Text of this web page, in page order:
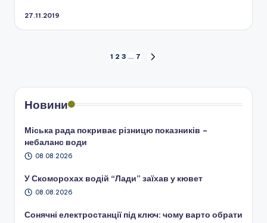
27.11.2019
записів
1 2 3 … 7
Новини
Міська рада покриває різницю показників –
небаланс води
08.08.2026
У Скоморохах водій “Лади” заїхав у кювет
08.08.2026
Сонячні електростанції під ключ: чому варто обрати